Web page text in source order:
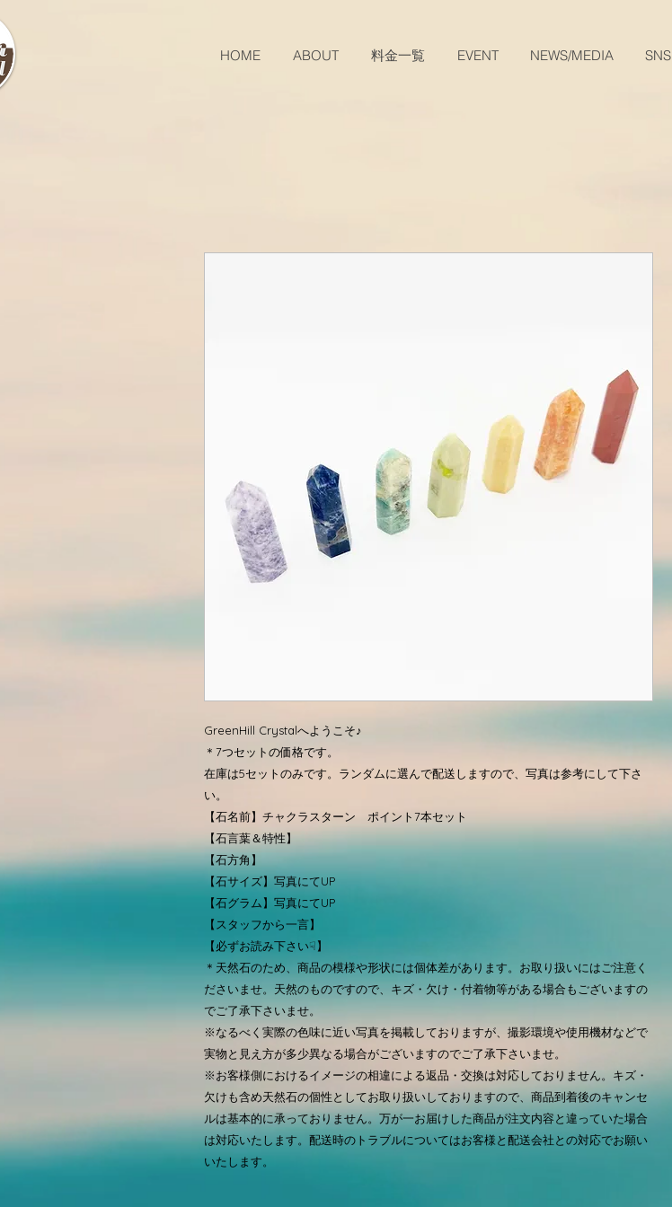
HOME ABOUT 料金一覧 EVENT NEWS/MEDIA SNS
GreenHill Crystalへようこそ♪
＊7つセットの価格です。
在庫は5セットのみです。ランダムに選んで配送しますので、写真は参考にして下さ
い。
【石名前】チャクラスターン ポイント7本セット
【石言葉＆特性】
【石方角】
【石サイズ】写真にてUP
【石グラム】写真にてUP
【スタッフから一言】
【必ずお読み下さい☟】
＊天然石のため、商品の模様や形状には個体差があります。お取り扱いにはご注意く
ださいませ。天然のものですので、キズ・欠け・付着物等がある場合もございますの
でご了承下さいませ。
※なるべく実際の色味に近い写真を掲載しておりますが、撮影環境や使用機材などで
実物と見え方が多少異なる場合がございますのでご了承下さいませ。
※お客様側におけるイメージの相違による返品・交換は対応しておりません。キズ・
欠けも含め天然石の個性としてお取り扱いしておりますので、商品到着後のキャンセ
ルは基本的に承っておりません。万が一お届けした商品が注文内容と違っていた場合
は対応いたします。配送時のトラブルについてはお客様と配送会社との対応でお願い
いたします。